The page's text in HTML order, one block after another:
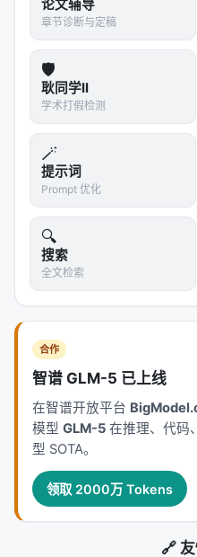
以消亡得快。但论文的数
征，不是最罕见的，而是
验证方式：把17个特征的
率做Spearman秩相关。
应该消亡越快（正相关）
深度 vs 消亡速率：
频率 vs 消亡速率：
偏相关分析（剔除频率影
ρ_partial=0.490（
释了29%~44%的消亡方
来说，这是相当大的效应
三个Pythia、OPT，跨三
据。最有趣的是：模型越
2.8B的深度-衰亡相关
强，结构性崩塌反而越尖
---
🔪 最精彩的证据：配对
论文辅导
章节诊断与定稿
🛡️
耿同学II
学术打假检测
🪄
提示词
Prompt 优化
🔍
搜索
全文检索
合作
智谱 GLM-5 已上线
在智谱开放平台
模型 GLM-5 在推理、代码
型 SOTA。
领取 2000万 Tokens
🔗